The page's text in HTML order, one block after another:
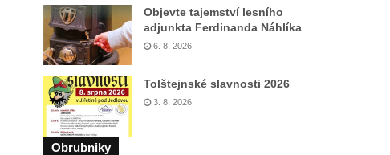
Objevte tajemství lesního
adjunkta Ferdinanda Náhlíka
6. 8. 2026
Tolštejnské slavnosti 2026
3. 8. 2026
Obrubniky